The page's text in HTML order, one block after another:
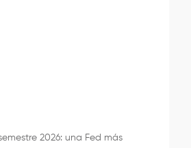
2026: una Fed más